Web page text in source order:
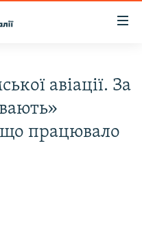
авіації. За
що працювало